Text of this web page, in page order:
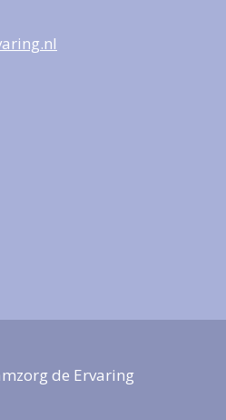
de Ervaring